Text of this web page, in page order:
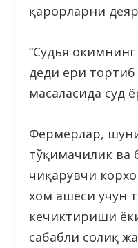
қарорларни
“Судья
деди ери тортиб
масаласида суд
Фермерлар,
тўқимачилик ва
чиқарувчи
хом ашёси учун
кечиктириши
сабабли солиқ